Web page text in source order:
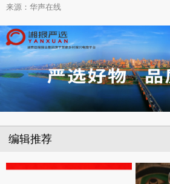
来源：华声在线
编辑推荐